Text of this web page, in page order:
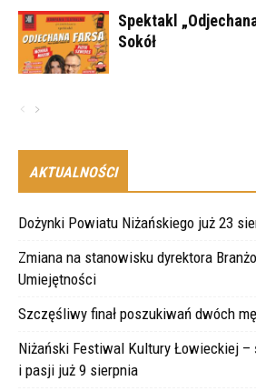
Spektakl
Sokół
AKTUALNOŚCI
Dożynki Powiatu Niżańskiego już 23
Zmiana na stanowisku dyrektora
Umiejętności
Szczęśliwy finał poszukiwań dwóch
Niżański Festiwal Kultury Łowieckiej
i pasji już 9 sierpnia